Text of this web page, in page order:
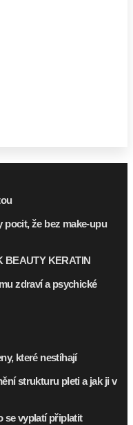
pocit, že bez make-upu
BEAUTY KERATIN
zdraví a psychické
které nestíhají
strukturu pleti a jak ji v
se vyplatí připlatit